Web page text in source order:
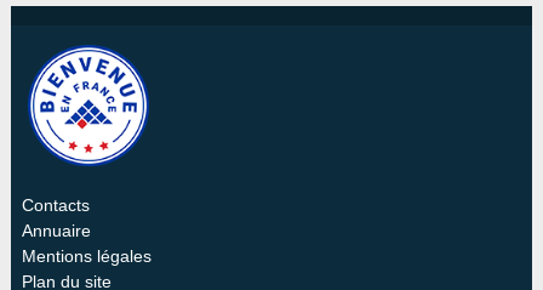
Contacts
Annuaire
Mentions légales
Plan du site